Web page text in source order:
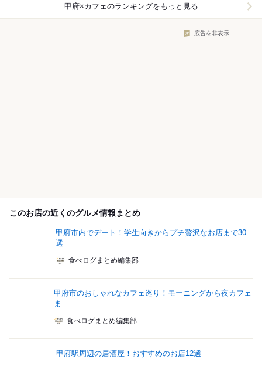
甲府×カフェのランキングをもっと見る
広告を非表示
このお店の近くのグルメ情報まとめ
甲府市内でデート！学生向きからプチ贅沢なお店まで30
選
食べログまとめ編集部
甲府市のおしゃれなカフェ巡り！モーニングから夜カフェ
ま...
食べログまとめ編集部
甲府駅周辺の居酒屋！おすすめのお店12選